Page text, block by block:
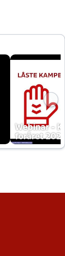
Webinar -
foråret